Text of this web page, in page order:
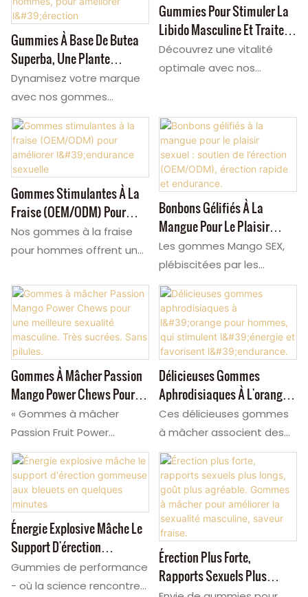
Gummies À Base De Butea
Superba, Une Plante
Naturelle En Vente En Gros,
Pour Hommes, Pour
Améliorer L'érection
Dynamisez votre marque
avec nos gommes
aphrodisiaques pour
hommes (OEM/ODM),
enrichies en racine de
Butea Superba sauvage.
Ces gommes, idéales pour
la vitalité masculine,
offrent une prise facile et
pratique pour un soutien
gommes pour l'intimité et
nos gommes pour
hommes sont proposées
avec un design
d'emballage gratuit –
parfait pour les
revendeurs. Faites
confiance à notre usine de
compléments
alimentaires pour
hommes : faibles
quantités minimales de
commande et délais de
livraison rapides.
Gummies Pour Stimuler La
Libido Masculine Et Traiter
Les Troubles De L'érection.
Découvrez une vitalité
optimale avec nos
une sexualité épanouie.
Ces gommes à mâcher, à
action rapide, sont un
stimulant de la libido de
qualité supérieure, conçu
pour des résultats visibles.
Notre formule puissante,
enrichie en Tongkat Ali, est
idéale pour améliorer vos
performances sexuelles.
Profitez de prix directs
d'usine et de faibles
quantités minimales de
revendeurs.
Gommes Stimulantes À La
Fraise (OEM/ODM) Pour
Améliorer L'endurance
Sexuelle
Nos gommes à la fraise
pour hommes offrent une
sans comprimés pour
lutter contre les troubles
de l'érection et
l'éjaculation précoce. Ces
gommes, conçues pour
améliorer la performance
masculine, sont efficaces
et agréables au
quotidien : ni amertume, ni
sensation désagréable.
Fabricant OEM/ODM de
confiance, nous
personnalisons nos
gommes, notamment
celles destinées à
améliorer la sensualité
masculine et à traiter les
Bonbons Gélifiés À La
Mangue Pour Le Plaisir
Sexuel : Soutien De
L’érection (OEM/ODM),
Érection Rapide Et
Endurance.
Les gommes Mango SEX,
plébiscitées par les
meilleurs vendeurs
Amazon, bénéficient d'une
forte demande et d'une
grande satisfaction.
Boostez vos
performances grâce à leur
triple action : fermeté
accrue, endurance
prolongée et regain
d'énergie naturel.
Savourez chaque gomme
comme un bonbon
délicieux : aucune
sensation désagréable,
aucun arrière-goût
chimique, juste une
expérience douce et
Gommes À Mâcher Passion
Mango Power Chews Pour
Une Meilleure Sexualité
Masculine. Très Sucrées.
Sans Pilules.
« Gommes à mâcher
Passion Fruit Power
Chews - Transformez
votre vie sexuelle ! Nos
gommes offrent une
érection de qualité
supérieure, une puissance
durable sans précédent et
une énergie sexuelle
explosive, le tout dans un
Délicieuses Gommes
Aphrodisiaques À L'orange
Pour Hommes, Qui
Stimulent L'énergie Et
Favorisent L'endurance.
Ces délicieuses gommes
à mâcher associent des
ingrédients botaniques
naturels de première
qualité pour un regain
d'énergie rapide et une
amélioration globale des
performances sexuelles.
Spécialement formulées
pour favoriser la fonction
Énergie Explosive Mâche Le
Support D'érection
Gommeuse Aux Bleuets En
Quelques Minutes
Gummies de performance
- où la science rencontre
Érection Plus Forte,
Rapports Sexuels Plus